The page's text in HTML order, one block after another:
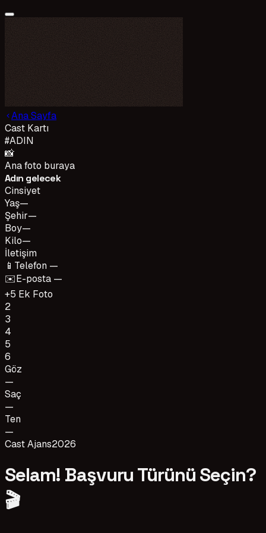
Ana Sayfa
Cast Kartı
#ADIN
📸
Ana foto buraya
Adın gelecek
Cinsiyet
Yaş—
Şehir—
Boy—
Kilo—
İletişim
📱 Telefon —
✉️E-posta —
+5 Ek Foto
2
3
4
5
6
Göz
—
Saç
—
Ten
—
Cast Ajans2026
Selam! Başvuru Türünü Seçin?
🎬